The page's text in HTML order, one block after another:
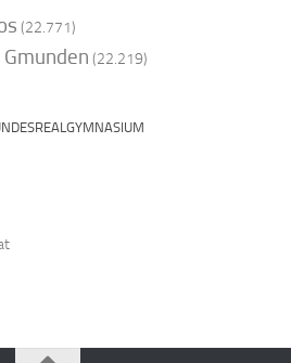
(22.771)
(22.219)